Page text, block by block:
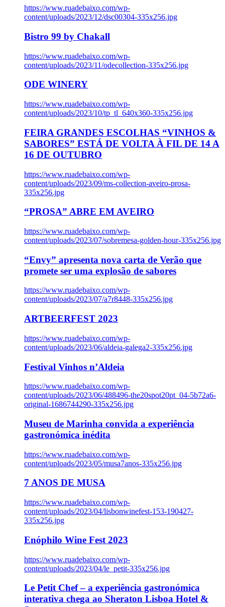
https://www.ruadebaixo.com/wp-
content/uploads/2023/12/dsc00304-335x256.jpg
Bistro 99 by Chakall
https://www.ruadebaixo.com/wp-
content/uploads/2023/11/odecollection-335x256.jpg
ODE WINERY
https://www.ruadebaixo.com/wp-
content/uploads/2023/10/tp_tl_640x360-335x256.jpg
FEIRA GRANDES ESCOLHAS “VINHOS &
SABORES” ESTÁ DE VOLTA À FIL DE 14 A
16 DE OUTUBRO
https://www.ruadebaixo.com/wp-
content/uploads/2023/09/ms-collection-aveiro-prosa-
335x256.jpg
“PROSA” ABRE EM AVEIRO
https://www.ruadebaixo.com/wp-
content/uploads/2023/07/sobremesa-golden-hour-335x256.jpg
“Envy” apresenta nova carta de Verão que
promete ser uma explosão de sabores
https://www.ruadebaixo.com/wp-
content/uploads/2023/07/a7r8448-335x256.jpg
ARTBEERFEST 2023
https://www.ruadebaixo.com/wp-
content/uploads/2023/06/aldeia-galega2-335x256.jpg
Festival Vinhos n’Aldeia
https://www.ruadebaixo.com/wp-
content/uploads/2023/06/488496-the20spot20pt_04-5b72a6-
original-1686744290-335x256.jpg
Museu de Marinha convida a experiência
gastronómica inédita
https://www.ruadebaixo.com/wp-
content/uploads/2023/05/musa7anos-335x256.jpg
7 ANOS DE MUSA
https://www.ruadebaixo.com/wp-
content/uploads/2023/04/lisbonwinefest-153-190427-
335x256.jpg
Enóphilo Wine Fest 2023
https://www.ruadebaixo.com/wp-
content/uploads/2023/04/le_petit-335x256.jpg
Le Petit Chef – a experiência gastronómica
interativa chega ao Sheraton Lisboa Hotel &